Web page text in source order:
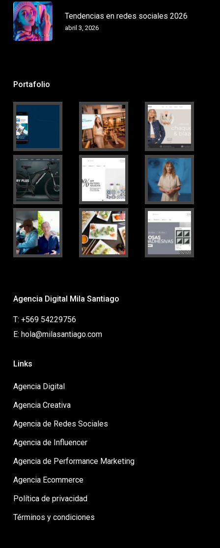
Tendencias en redes sociales 2026
abril 3, 2026
Portafolio
Agencia Digital Mila Santiago
T: +569 54229756
E: hola@milasantiago.com
Links
Agencia Digital
Agencia Creativa
Agencia de Redes Sociales
Agencia de Influencer
Agencia de Performance Marketing
Agencia Ecommerce
Política de privacidad
Términos y condiciones